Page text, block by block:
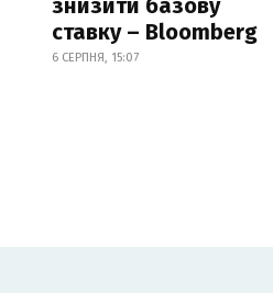
ставку – Bloomberg
6 СЕРПНЯ, 15:07